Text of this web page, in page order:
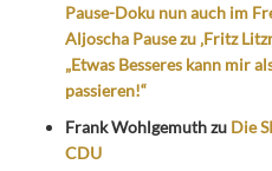
Pause-Doku nun auch im
Aljoscha Pause zu ‚Fritz
„Etwas Besseres kann mir
passieren!“
Frank Wohlgemuthzu Die
CDU